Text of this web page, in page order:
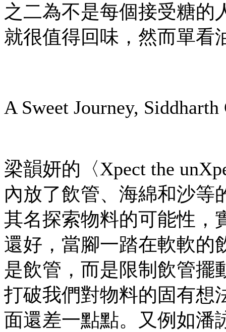
之二為不是每個接受糖的
就很值得回味，然而單看
A Sweet Journey, Siddharth
梁韻妍的〈Xpect the
內放了飲管、海綿和沙等
其名探索物料的可能性，
還好，當腳一踏在軟軟的
是飲管，而是限制飲管擺
打破我們對物料的固有想
面還差一點點。又例如潘